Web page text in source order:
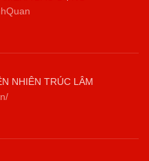
NHIÊN TRÚC LÂM